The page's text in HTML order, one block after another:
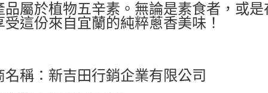
品屬於植物五辛素。無論是素食者，或
受這份來自宜蘭的純粹蔥香美味！
名稱：新吉田行銷企業有限公司